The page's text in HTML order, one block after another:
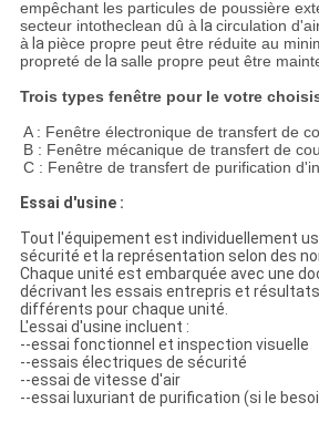
empêchant les particules de poussière
secteur intotheclean dû àlacirculation
àla pièce propre peut être réduite au
propreté de lasalle propre peut être
Trois types fenêtre pour le votre
A : Fenêtre électronique de transfert de
B : Fenêtre mécanique de transfert de
C : Fenêtre de transfert de purification
Essai d'usine :
Tout l'équipement est individuellement
sécurité et la représentation selon des
Chaque unité est embarquée avec une
décrivant les essais entrepris et
différents pour chaque unité.
L'essai d'usine incluent :
--essai fonctionnel et inspection visuelle
--essais électriques de sécurité
--essai de vitesse d'air
--essai luxuriant de purification (si le